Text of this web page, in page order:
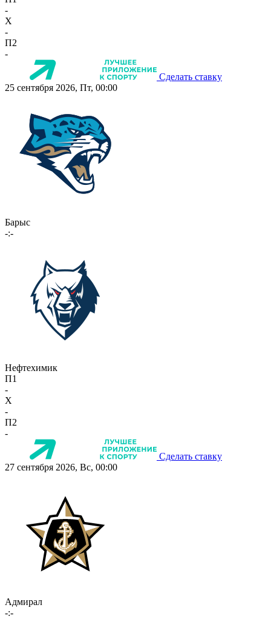
-
X
-
П2
-
Сделать ставку
25 сентября 2026, Пт, 00:00
Барыс
-:-
Нефтехимик
П1
-
X
-
П2
-
Сделать ставку
27 сентября 2026, Вс, 00:00
Адмирал
-:-